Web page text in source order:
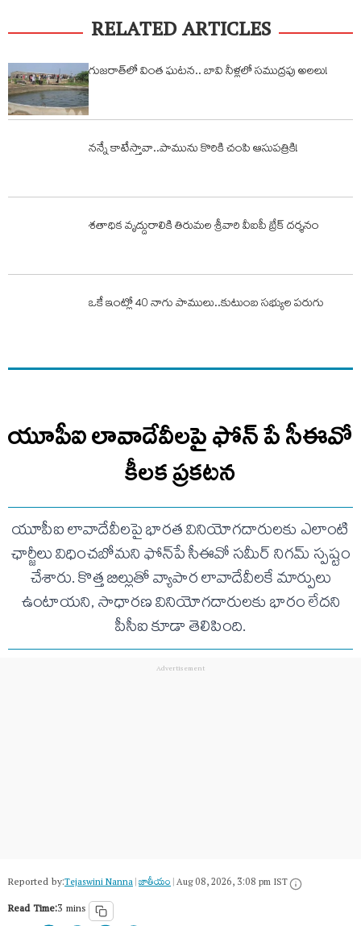
RELATED ARTICLES
గుజరాత్‌లో వింత ఘటన.. బావి నీళ్లలో సముద్రపు అలలు!
నన్నే కాటేస్తావా..పామును కొరికి చంపి ఆసుపత్రికి!
శతాధిక వృద్దురాలికి తిరుమల శ్రీవారి వీఐపీ బ్రేక్ దర్శనం
ఒకే ఇంట్లో 40 నాగు పాములు..కుటుంబ సభ్యుల పరుగు
యూపీఐ లావాదేవీలపై ఫోన్ పే సీఈవో
కీలక ప్రకటన
యూపీఐ లావాదేవీలపై భారత వినియోగదారులకు ఎలాంటి
ఛార్జీలు విధించబోమని ఫోన్‌పే సీఈవో సమీర్ నిగమ్ స్పష్టం
చేశారు. కొత్త బిల్లుతో వ్యాపార లావాదేవీలకే మార్పులు
ఉంటాయని, సాధారణ వినియోగదారులకు భారం లేదని
పీసీఐ కూడా తెలిపింది.
Reported by:Tejaswini Nanna|జాతీయం|Aug 08, 2026, 3:08 pm IST
Read Time:3 mins